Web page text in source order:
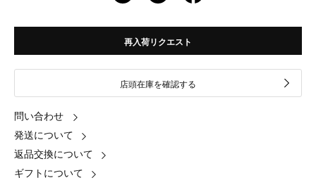
再入荷リクエスト
店頭在庫を確認する
問い合わせ
発送について
返品交換について
ギフトについて